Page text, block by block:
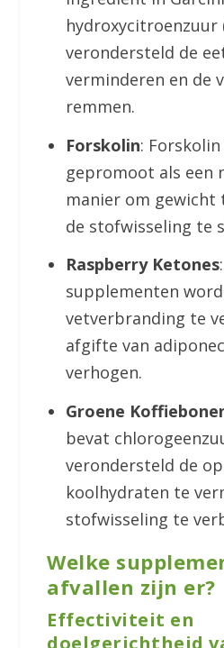
hydroxycitroenzuur
verondersteld de
verminderen en de
remmen.
Forskolin:
gepromoot als een
manier om gewicht
de stofwisseling te
Raspberry Ketones
supplementen
vetverbranding te
afgifte van
verhogen.
Groene
bevat
verondersteld de
koolhydraten te
stofwisseling te
Welke
afvallen zijn er?
Effectiviteit en
doelgerichtheid